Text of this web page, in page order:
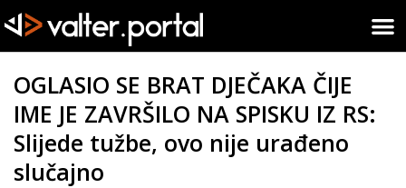
OGLASIO SE BRAT DJEČAKA ČIJE
IME JE ZAVRŠILO NA SPISKU IZ RS:
Slijede tužbe, ovo nije urađeno
slučajno